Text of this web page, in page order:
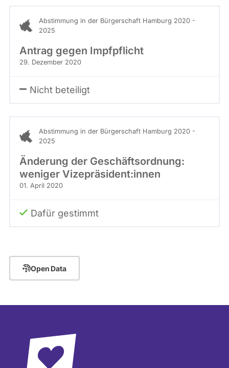
Abstimmung in der Bürgerschaft Hamburg 2020 -
2025
Antrag gegen Impfpflicht
29. Dezember 2020
Nicht beteiligt
Abstimmung in der Bürgerschaft Hamburg 2020 -
2025
Änderung der Geschäftsordnung:
weniger Vizepräsident:innen
01. April 2020
Dafür gestimmt
Open Data